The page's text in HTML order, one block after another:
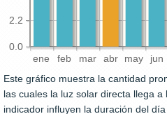
ene feb mar abr may jun
0.0
2.2
Este gráfico muestra la cantidad
las cuales la luz solar directa llega
indicador influyen la duración del